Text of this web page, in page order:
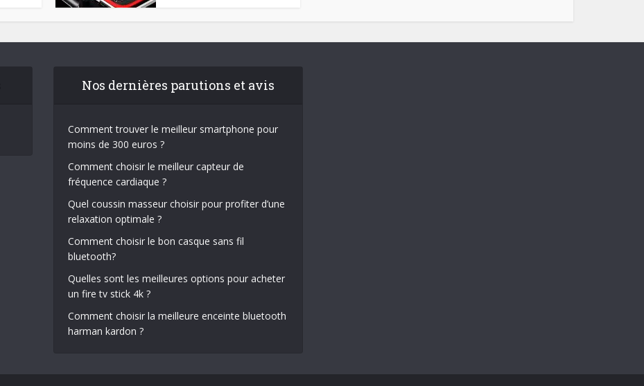
Nos dernières parutions et avis
Comment trouver le meilleur smartphone pour
moins de 300 euros ?
Comment choisir le meilleur capteur de
fréquence cardiaque ?
Quel coussin masseur choisir pour profiter d’une
relaxation optimale ?
Comment choisir le bon casque sans fil
bluetooth?
Quelles sont les meilleures options pour acheter
un fire tv stick 4k ?
Comment choisir la meilleure enceinte bluetooth
harman kardon ?